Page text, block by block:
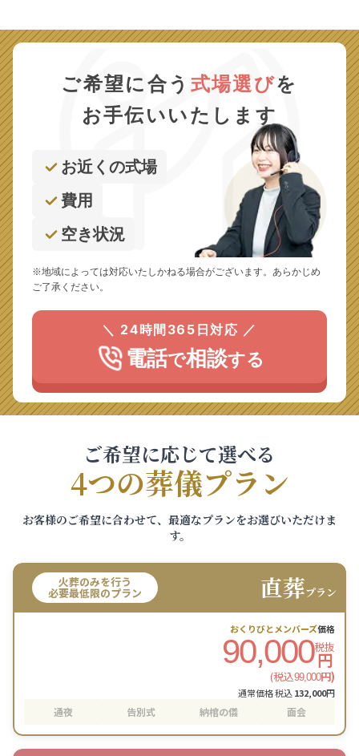
ご希望に合う 式場選びを
お手伝いいたします
お近くの式場
費用
空き状況
※地域によっては対応いたしかねる場合がございます。あらかじめ
ご了承ください。
＼ 24時間365日対応 ／
電話で相談する
ご希望に応じて選べる
4つの葬儀プラン
お客様のご希望に合わせて、最適なプランをお選びいただけま
す。
火葬のみを行う
必要最低限のプラン 直葬プラン
おくりびとメンバーズ価格
90,000税抜
円
(税込99,000円)
通常価格 税込132,000円
通夜 告別式 納棺の儀 面会